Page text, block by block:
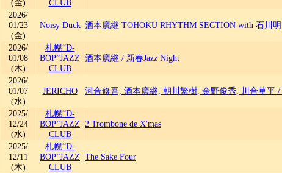
(金)
CLUB
2026/
01/23
(金)
Noisy Duck 酒本廣継 TOHOKU RHYTHM SECTION with 石川明
2026/
01/08
(木)
札幌“D-
BOP”JAZZ
CLUB
酒本廣継 / 新春Jazz Night
2026/
01/07
(水)
JERICHO 河合修吾, 酒本廣継, 朝川繁樹, 金野俊秀, 川合草平 /
2025/
12/24
(水)
札幌“D-
BOP”JAZZ
CLUB
2 Trombone de X'mas
2025/
12/11
(木)
札幌“D-
BOP”JAZZ
CLUB
The Sake Four